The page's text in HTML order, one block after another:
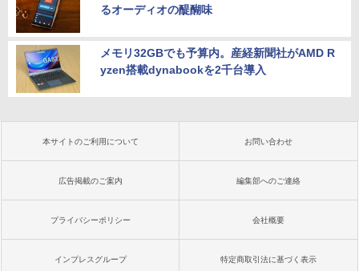
るオーディオの醍醐味
メモリ32GBでも予算内。産経新聞社がAMD R
yzen搭載dynabookを2千台導入
本サイトのご利用について お問い合わせ
広告掲載のご案内 編集部へのご連絡
プライバシーポリシー 会社概要
インプレスグループ 特定商取引法に基づく表示